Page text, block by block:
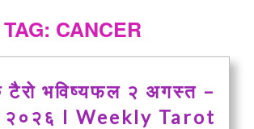
TAG: CANCER
टैरो भविष्यफल २ अगस्त –
२०२६ I Weekly Tarot